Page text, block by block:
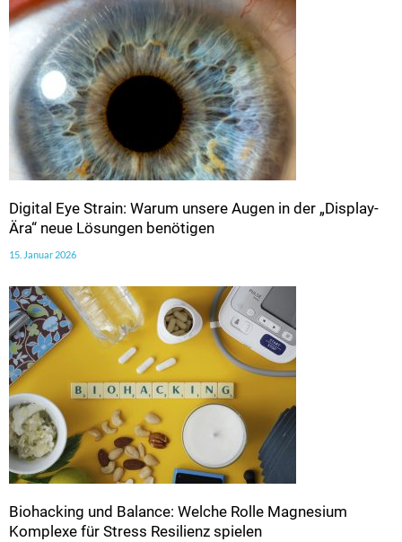
Digital Eye Strain: Warum unsere Augen in der „Display-
Ära“ neue Lösungen benötigen
15. Januar 2026
Biohacking und Balance: Welche Rolle Magnesium
Komplexe für Stress Resilienz spielen